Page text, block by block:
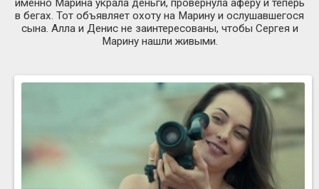
именно Марина украла деньги, провернула аферу и теперь
в бегах. Тот объявляет охоту на Марину и ослушавшегося
сына. Алла и Денис не заинтересованы, чтобы Сергея и
Марину нашли живыми.